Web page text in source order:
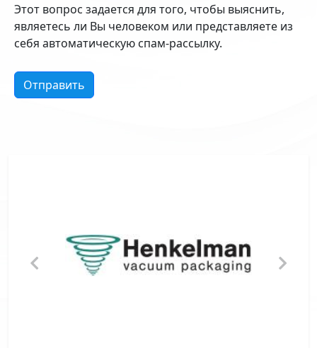
Этот вопрос задается для того, чтобы выяснить,
являетесь ли Вы человеком или представляете из
себя автоматическую спам-рассылку.